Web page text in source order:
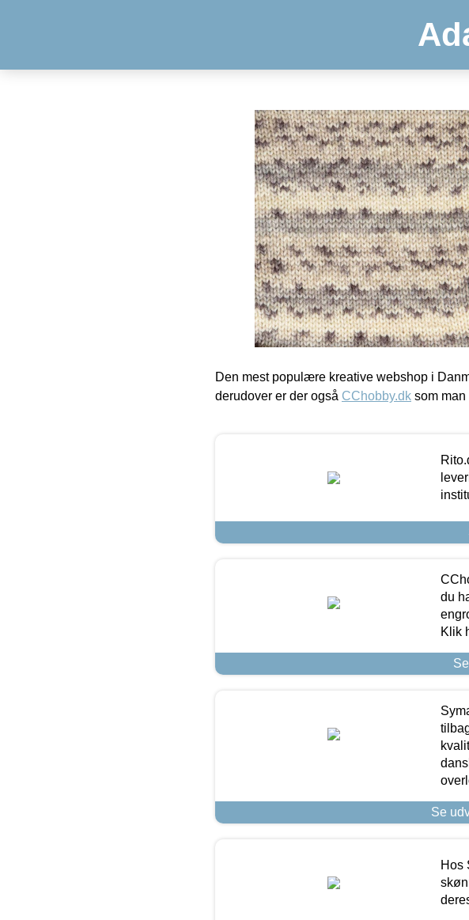
Den mest populære kreative webshop i
derudover er der også CChobby.dk som man
du
Klik
Se
Hos